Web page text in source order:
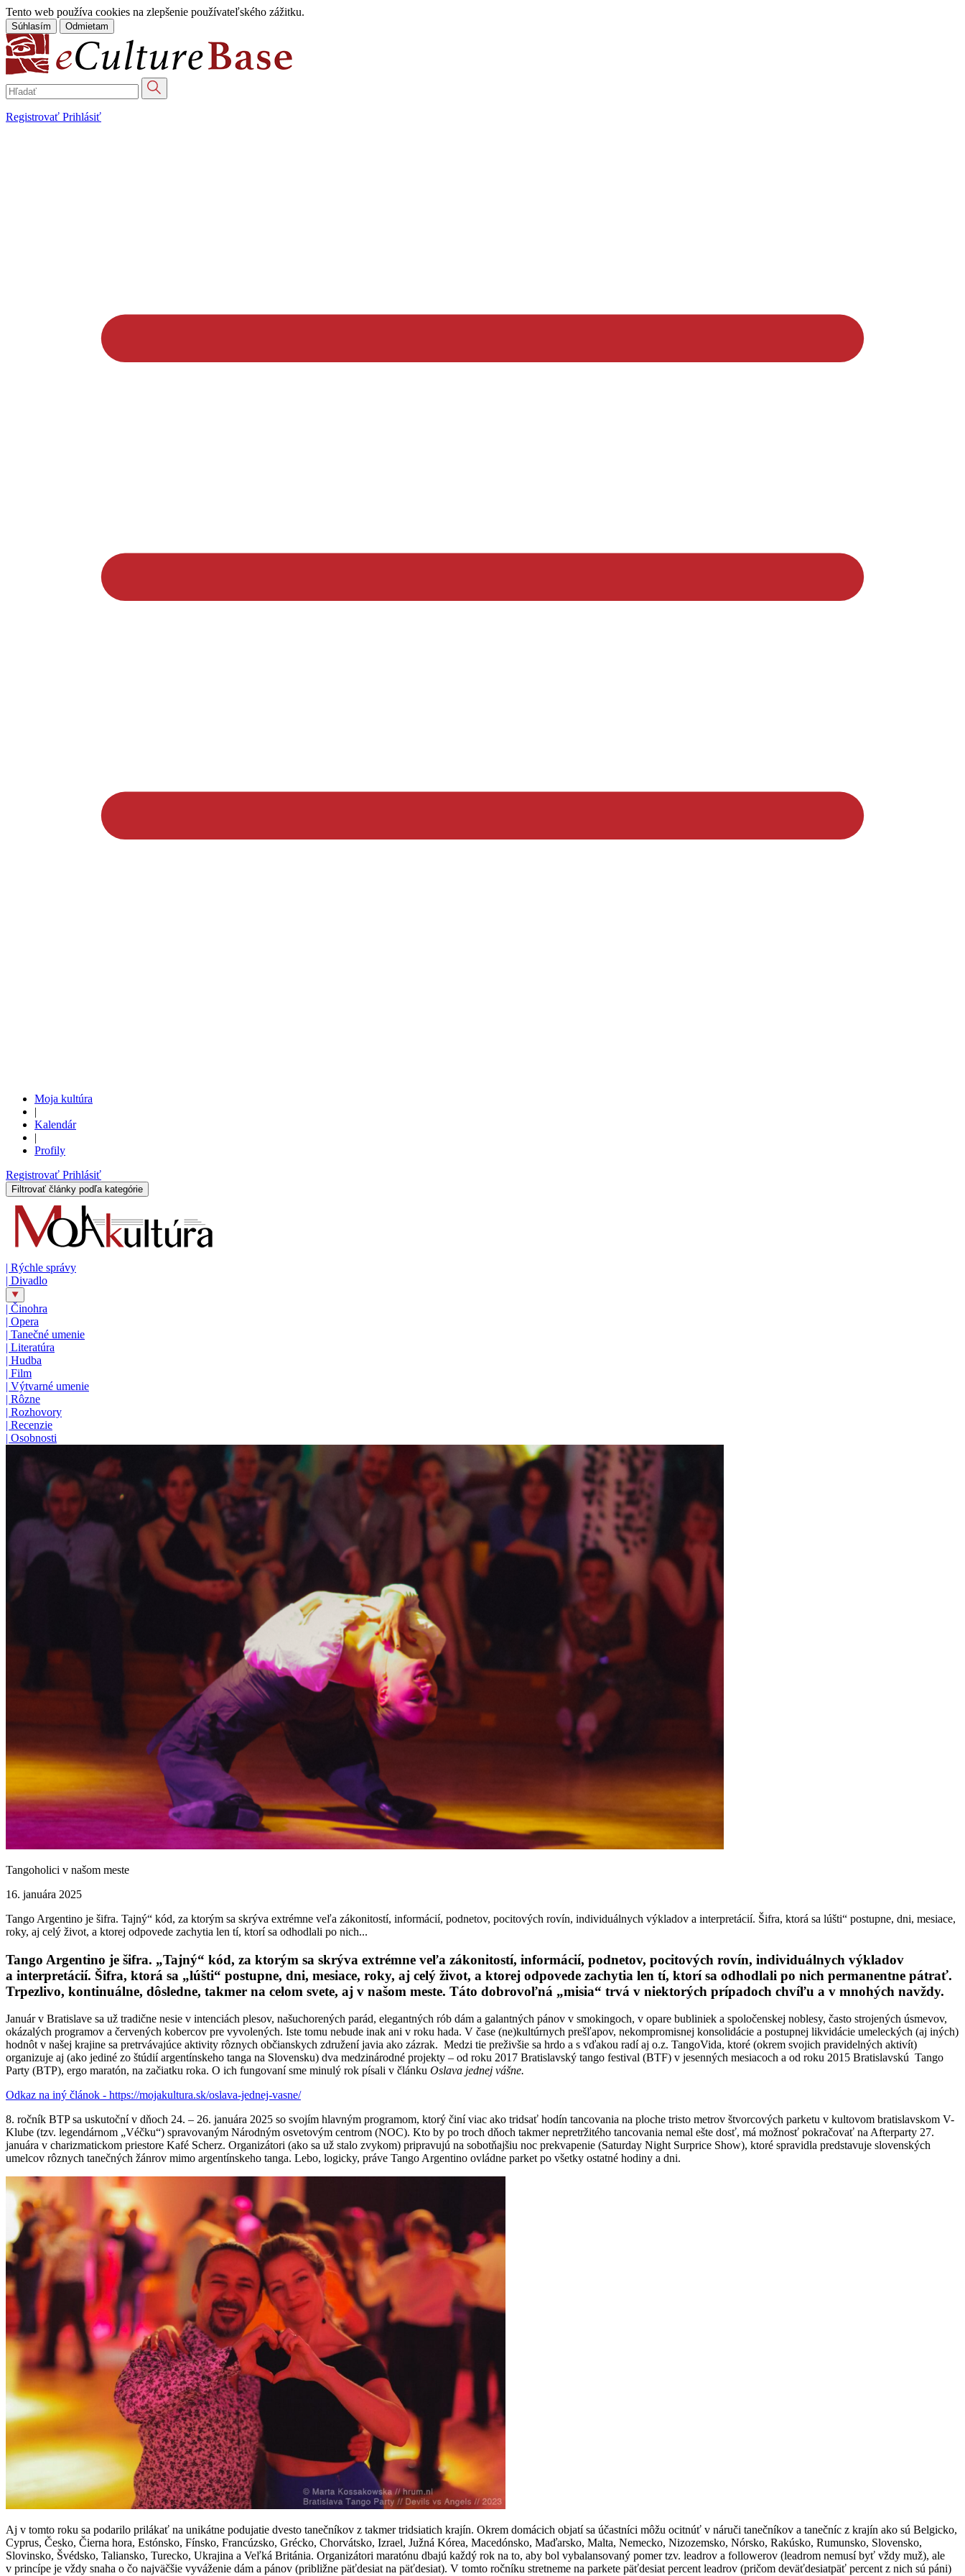
Tento web používa cookies na zlepšenie používateľského zážitku.
Súhlasím Odmietam
Registrovať Prihlásiť
Moja kultúra
|
Kalendár
|
Profily
Registrovať Prihlásiť
Filtrovať články podľa kategórie
| Rýchle správy
| Divadlo
| Činohra
| Opera
| Tanečné umenie
| Literatúra
| Hudba
| Film
| Výtvarné umenie
| Rôzne
| Rozhovory
| Recenzie
| Osobnosti
Tangoholici v našom meste
16. januára 2025
Tango Argentino je šifra. Tajný“ kód, za ktorým sa skrýva extrémne veľa zákonitostí, informácií, podnetov, pocitových rovín, individuálnych výkladov a interpretácií. Šifra, ktorá sa lúšti“ postupne, dni, mesiace,
roky, aj celý život, a ktorej odpovede zachytia len tí, ktorí sa odhodlali po nich...
Tango Argentino je šifra. „Tajný“ kód, za ktorým sa skrýva extrémne veľa zákonitostí, informácií, podnetov, pocitových rovín, individuálnych výkladov
a interpretácií. Šifra, ktorá sa „lúšti“ postupne, dni, mesiace, roky, aj celý život, a ktorej odpovede zachytia len tí, ktorí sa odhodlali po nich permanentne pátrať.
Trpezlivo, kontinuálne, dôsledne, takmer na celom svete, aj v našom meste. Táto dobrovoľná „misia“ trvá v niektorých prípadoch chvíľu a v mnohých navždy.
Január v Bratislave sa už tradične nesie v intenciách plesov, našuchorených parád, elegantných rób dám a galantných pánov v smokingoch, v opare bubliniek a spoločenskej noblesy, často strojených úsmevov,
okázalých programov a červených kobercov pre vyvolených. Iste tomu nebude inak ani v roku hada. V čase (ne)kultúrnych prešľapov, nekompromisnej konsolidácie a postupnej likvidácie umeleckých (aj iných)
hodnôt v našej krajine sa pretrvávajúce aktivity rôznych občianskych združení javia ako zázrak. Medzi tie preživšie sa hrdo a s vďakou radí aj o.z. TangoVida, ktoré (okrem svojich pravidelných aktivít)
organizuje aj (ako jediné zo štúdií argentínskeho tanga na Slovensku) dva medzinárodné projekty – od roku 2017 Bratislavský tango festival (BTF) v jesenných mesiacoch a od roku 2015 Bratislavskú Tango
Party (BTP), ergo maratón, na začiatku roka. O ich fungovaní sme minulý rok písali v článku Oslava jednej vášne.
Odkaz na iný článok - https://mojakultura.sk/oslava-jednej-vasne/
8. ročník BTP sa uskutoční v dňoch 24. – 26. januára 2025 so svojím hlavným programom, ktorý činí viac ako tridsať hodín tancovania na ploche tristo metrov štvorcových parketu v kultovom bratislavskom V-
Klube (tzv. legendárnom „Véčku“) spravovaným Národným osvetovým centrom (NOC). Kto by po troch dňoch takmer nepretržitého tancovania nemal ešte dosť, má možnosť pokračovať na Afterparty 27.
januára v charizmatickom priestore Kafé Scherz. Organizátori (ako sa už stalo zvykom) pripravujú na sobotňajšiu noc prekvapenie (Saturday Night Surprice Show), ktoré spravidla predstavuje slovenských
umelcov rôznych tanečných žánrov mimo argentínskeho tanga. Lebo, logicky, práve Tango Argentino ovládne parket po všetky ostatné hodiny a dni.
Aj v tomto roku sa podarilo prilákať na unikátne podujatie dvesto tanečníkov z takmer tridsiatich krajín. Okrem domácich objatí sa účastníci môžu ocitnúť v náruči tanečníkov a tanečníc z krajín ako sú Belgicko,
Cyprus, Česko, Čierna hora, Estónsko, Fínsko, Francúzsko, Grécko, Chorvátsko, Izrael, Južná Kórea, Macedónsko, Maďarsko, Malta, Nemecko, Nizozemsko, Nórsko, Rakúsko, Rumunsko, Slovensko,
Slovinsko, Švédsko, Taliansko, Turecko, Ukrajina a Veľká Británia. Organizátori maratónu dbajú každý rok na to, aby bol vybalansovaný pomer tzv. leadrov a followerov (leadrom nemusí byť vždy muž), ale
v princípe je vždy snaha o čo najväčšie vyváženie dám a pánov (približne päťdesiat na päťdesiat). V tomto ročníku stretneme na parkete päťdesiat percent leadrov (pričom deväťdesiatpäť percent z nich sú páni)